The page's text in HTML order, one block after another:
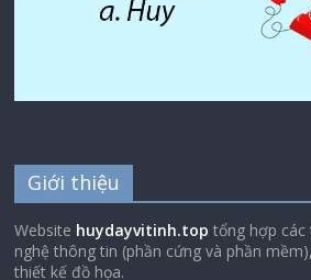
Giới thiệu
Website huydayvitinh.top tổng hợp
nghệ thông tin (phần cứng và phần
thiết kế đồ họa.